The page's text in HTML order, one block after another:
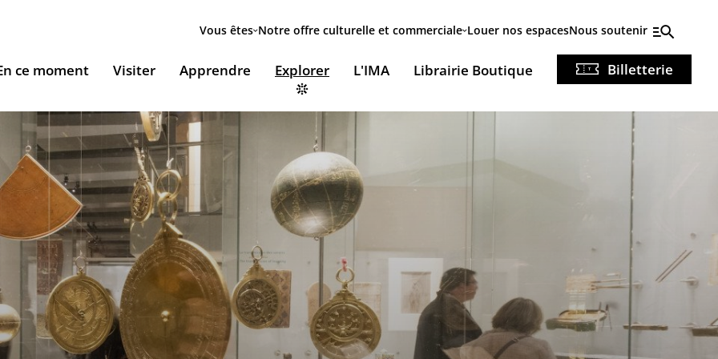
secondaire
Vous êtes Notre offre culturelle et commerciale Louer nos espacesNous soutenir
ce moment
LES RENDEZ-VOUS
Les Jeudis de l’IMA
Ici & Maintenant
Falsafa I Les RDV de la philosophie arabe
Les Samedis de la poésie
Rencontres littéraires de l’IMA
Les escales musicales du musée
Visiter
ACCUEILLENT
Shahid
Café littéraire et self
Apprendre
& PÉDAGOGIE
le monde arabe
pédagogiques
documentaires
le portail documentaire de l'IMA
/ Emprunter des livres et des médias à la
de l'IMA
Explorer L'IMA
Accueillir nos expositions / Host our exhibitions
Ingénierie culturelle
Documents institutionnels
Nous rejoindre / Carrières
Mécènes et sponsors
Nous contacter
Librairie Boutique Billetterie